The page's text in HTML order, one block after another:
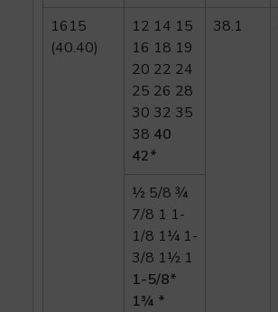
1615
(40.40)
12 14 15
16 18 19
20 22 24
25 26 28
30 32 35
38 40
42*
38.1
½ 5/8 ¾
7/8 1 1-
1/8 1¼ 1-
3/8 1½ 1
1-5/8*
1¾ *